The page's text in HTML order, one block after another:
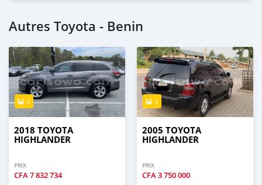
Autres Toyota - Benin
6
2018 TOYOTA
HIGHLANDER
PRIX
CFA7 832 734
5
2005 TOYOTA
HIGHLANDER
PRIX
CFA3 750 000